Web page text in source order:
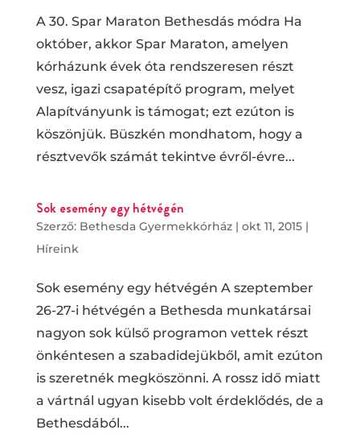
A 30. Spar Maraton Bethesdás módra Ha
október, akkor Spar Maraton, amelyen
kórházunk évek óta rendszeresen részt
vesz, igazi csapatépítő program, melyet
Alapítványunk is támogat; ezt ezúton is
köszönjük. Büszkén mondhatom, hogy a
résztvevők számát tekintve évről-évre...
Sok esemény egy hétvégén
Szerző: Bethesda Gyermekkórház| okt 11, 2015|
Híreink
Sok esemény egy hétvégén A szeptember
26-27-i hétvégén a Bethesda munkatársai
nagyon sok külső programon vettek részt
önkéntesen a szabadidejükből, amit ezúton
is szeretnék megköszönni. A rossz idő miatt
a vártnál ugyan kisebb volt érdeklődés, de a
Bethesdából...